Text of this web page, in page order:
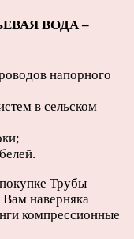
ВОДА –
напорного
в сельском
Трубы
наверняка
компрессионные